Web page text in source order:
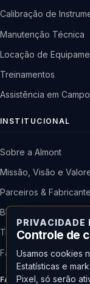
Calibração de
Manutenção Técnica
Locação de
Treinamentos
Assistência em Campo
INSTITUCIONAL
Sobre a Almont
Missão, Visão e
Parceiros &
Blog & Notícias
Trabalhe Conosco
Fale Conosco
FALE COM A
PRIVACIDADE
Controle de
Usamos cookies
Estatísticas e
Pixel, só serão